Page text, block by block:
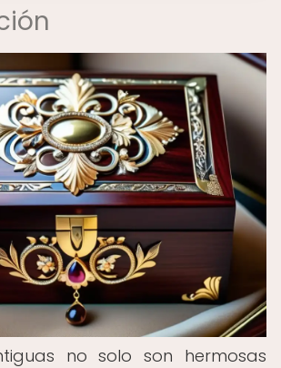
no solo son hermosas